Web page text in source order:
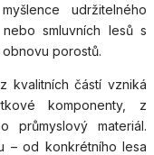
udržitelného
smluvních lesů s
porostů.
kvalitních částí vzniká
komponenty, z
průmyslový materiál.
– od konkrétního lesa